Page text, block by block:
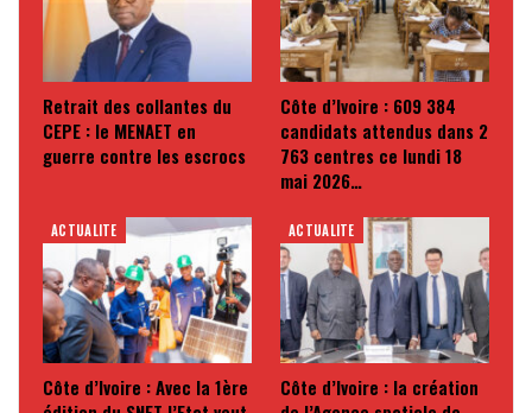
Retrait des collantes du
CEPE : le MENAET en
guerre contre les escrocs
Côte d’Ivoire : 609 384
candidats attendus dans 2
763 centres ce lundi 18
mai 2026…
ACTUALITE
Côte d’Ivoire : Avec la 1ère
ACTUALITE
Côte d’Ivoire : la création